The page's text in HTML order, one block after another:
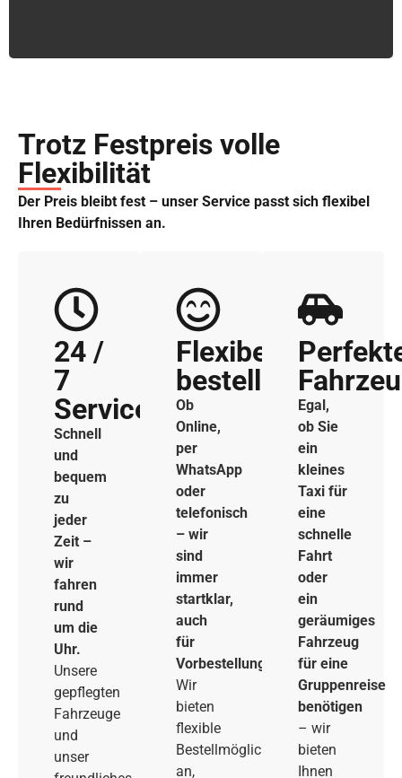
Trotz Festpreis volle
Flexibilität
Der Preis bleibt fest – unser Service passt sich flexibel
Ihren Bedürfnissen an.
24 /
7
Service
Schnell
und
bequem
zu
jeder
Zeit –
wir
fahren
rund
um die
Uhr.
Unsere
gepflegten
Fahrzeuge
und
unser
Flexibel
bestellen
Ob
Online,
per
WhatsApp
oder
telefonisch
– wir
sind
immer
startklar,
auch
für
Vorbestellungen.
Wir
bieten
flexible
Bestellmöglichkeiten
an,
Egal,
ob Sie
ein
kleines
Taxi für
eine
schnelle
Fahrt
oder
ein
geräumiges
Fahrzeug
für eine
Gruppenreise
benötigen
– wir
bieten
Ihnen